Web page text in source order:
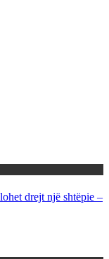
drejt një shtëpie –